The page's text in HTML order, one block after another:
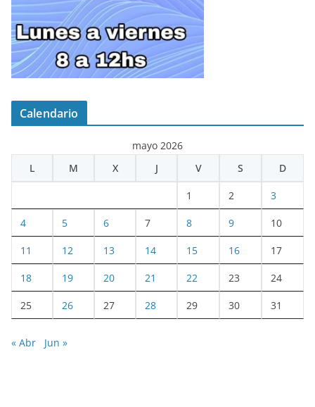
Calendario
mayo 2026
L
M X J V S D
1 2 3
4 5 6 7 8 9 10
11 12 13 14 15 16 17
18 19 20 21 22 23 24
25 26 27 28 29 30 31
« Abr Jun »